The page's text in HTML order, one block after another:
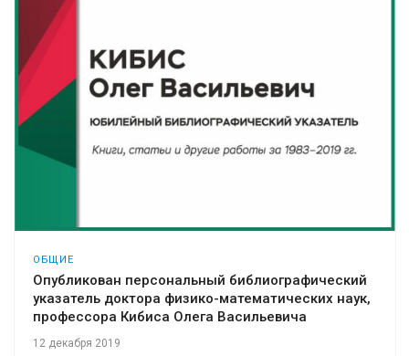
ОБЩИЕ
Опубликован персональный библиографический
указатель доктора физико-математических наук,
профессора Кибиса Олега Васильевича
12 декабря 2019